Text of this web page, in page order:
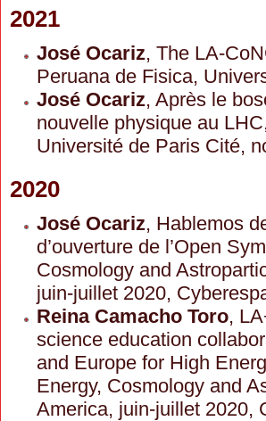
2021
José Ocariz, The LA-
Peruana de Fisica,
José Ocariz, Après le
nouvelle physique au
Université de Paris Cité,
2020
José Ocariz, Hablemos
d’ouverture de l’Open
Cosmology and
juin-juillet 2020,
Reina Camacho Toro,
science education
and Europe for High
Energy, Cosmology and
America, juin-juillet 2020,